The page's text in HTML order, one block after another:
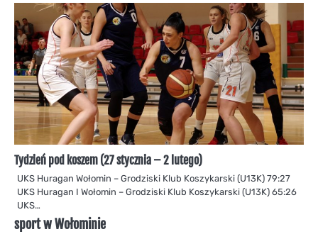
Tydzień pod koszem (27 stycznia – 2 lutego)
UKS Huragan Wołomin – Grodziski Klub Koszykarski (U13K) 79:27
UKS Huragan I Wołomin – Grodziski Klub Koszykarski (U13K) 65:26
UKS…
sport w Wołominie